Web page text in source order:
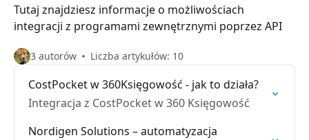
Tutaj znajdziesz informacje o możliwościach
integracji z programami zewnętrznymi poprzez API
3 autorów Liczba artykułów: 10
CostPocket w 360Księgowość - jak to działa?
Integracja z CostPocket w 360 Księgowość
Nordigen Solutions – automatyzacja